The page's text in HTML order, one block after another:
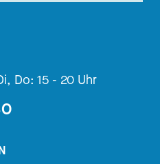
Do: 15 - 20 Uhr